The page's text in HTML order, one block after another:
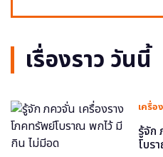
เรื่องราว วันนี้
เครื่อ
รู้จัก
โบร